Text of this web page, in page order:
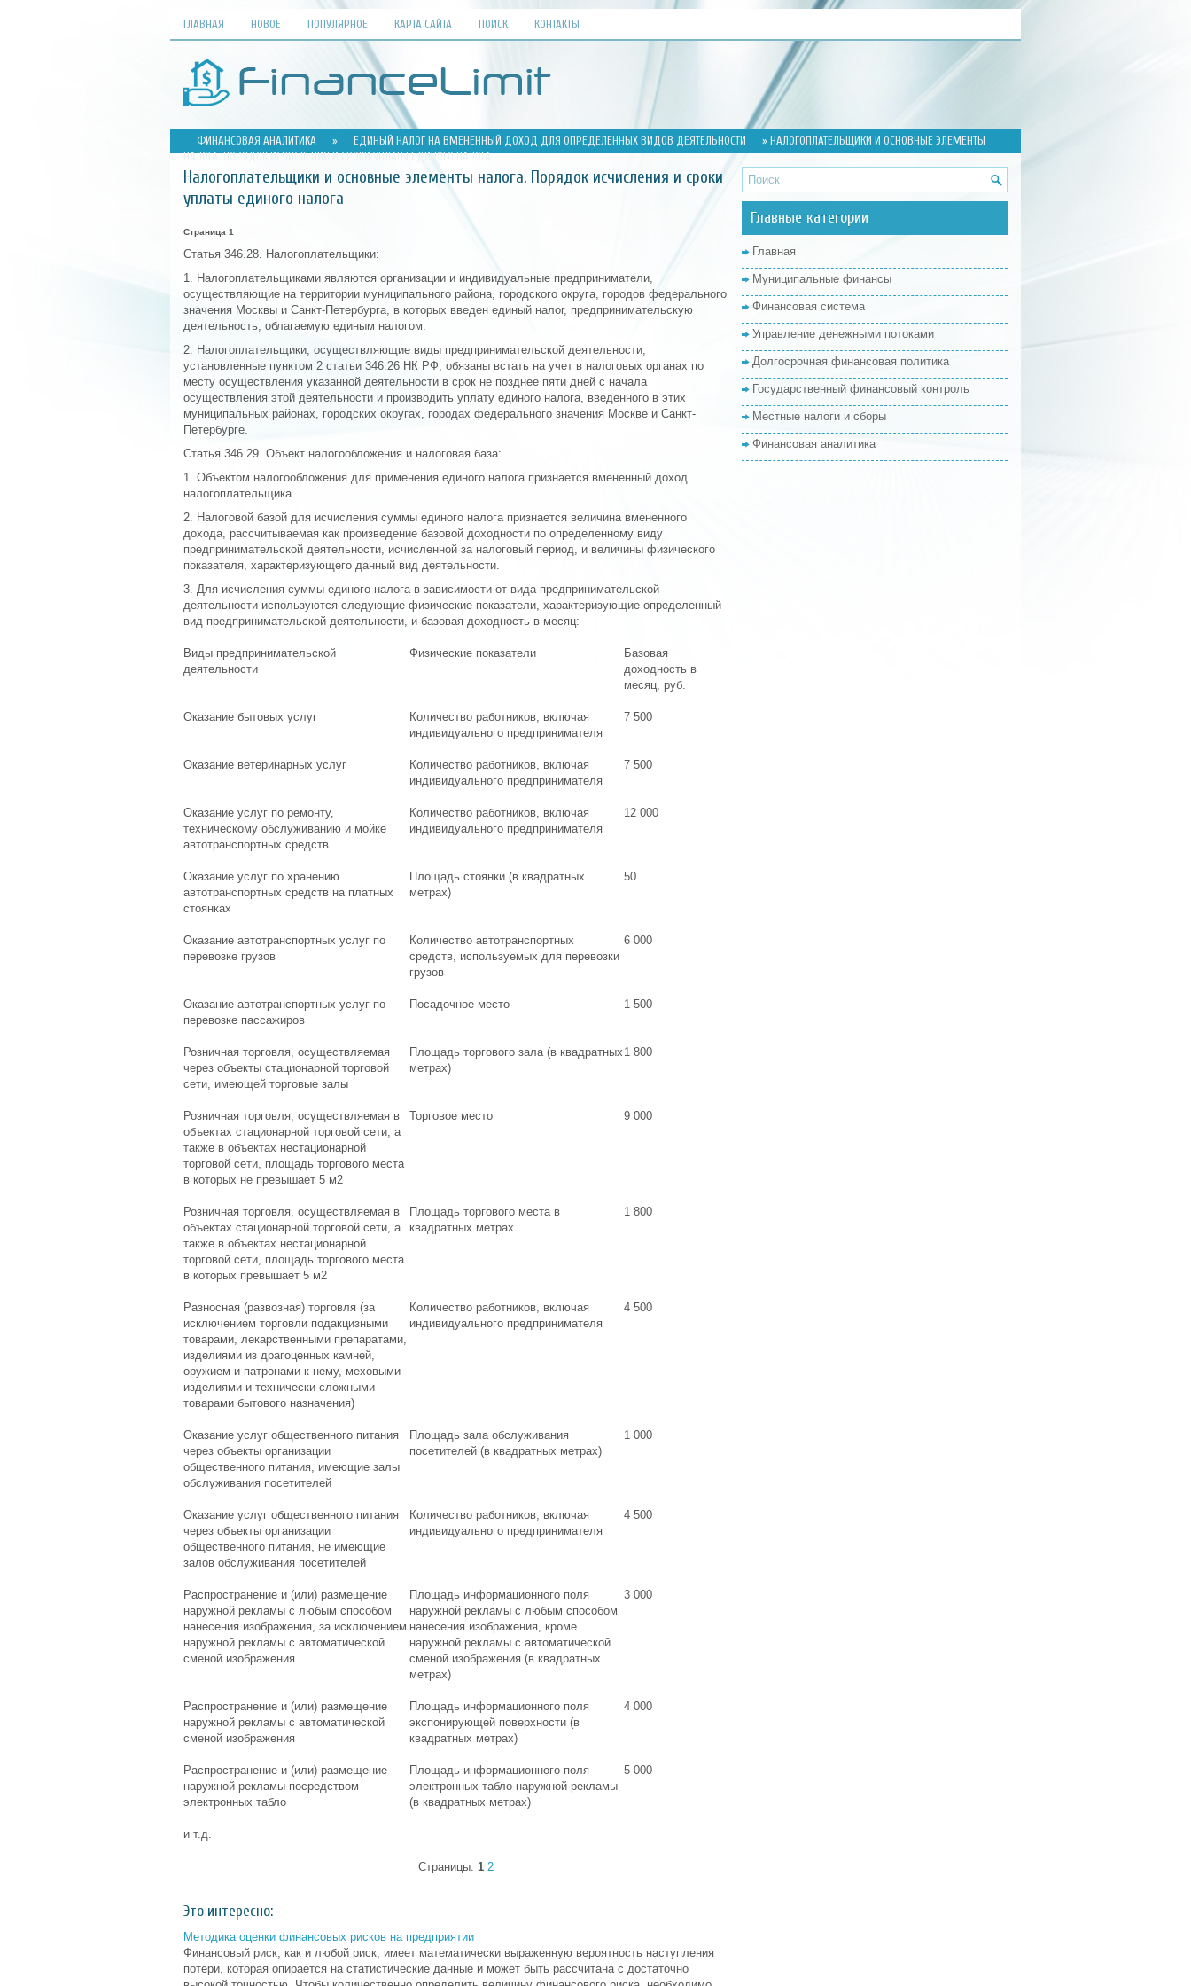
ГЛАВНАЯ НОВОЕ ПОПУЛЯРНОЕ КАРТА САЙТА ПОИСК КОНТАКТЫ
ФИНАНСОВАЯ АНАЛИТИКА » ЕДИНЫЙ НАЛОГ НА ВМЕНЕННЫЙ ДОХОД ДЛЯ ОПРЕДЕЛЕННЫХ ВИДОВ ДЕЯТЕЛЬНОСТИ
» НАЛОГОПЛАТЕЛЬЩИКИ И ОСНОВНЫЕ ЭЛЕМЕНТЫ
НАЛОГА. ПОРЯДОК ИСЧИСЛЕНИЯ И СРОКИ УПЛАТЫ ЕДИНОГО НАЛОГА
Налогоплательщики и основные элементы налога. Порядок исчисления и сроки
уплаты единого налога
Страница 1
Статья 346.28. Налогоплательщики:
1. Налогоплательщиками являются организации и индивидуальные предприниматели,
осуществляющие на территории муниципального района, городского округа, городов федерального
значения Москвы и Санкт-Петербурга, в которых введен единый налог, предпринимательскую
деятельность, облагаемую единым налогом.
2. Налогоплательщики, осуществляющие виды предпринимательской деятельности,
установленные пунктом 2 статьи 346.26 НК РФ, обязаны встать на учет в налоговых органах по
месту осуществления указанной деятельности в срок не позднее пяти дней с начала
осуществления этой деятельности и производить уплату единого налога, введенного в этих
муниципальных районах, городских округах, городах федерального значения Москве и Санкт-
Петербурге.
Статья 346.29. Объект налогообложения и налоговая база:
1. Объектом налогообложения для применения единого налога признается вмененный доход
налогоплательщика.
2. Налоговой базой для исчисления суммы единого налога признается величина вмененного
дохода, рассчитываемая как произведение базовой доходности по определенному виду
предпринимательской деятельности, исчисленной за налоговый период, и величины физического
показателя, характеризующего данный вид деятельности.
3. Для исчисления суммы единого налога в зависимости от вида предпринимательской
деятельности используются следующие физические показатели, характеризующие определенный
вид предпринимательской деятельности, и базовая доходность в месяц:
Виды предпринимательской
деятельности
Физические показатели
Базовая
доходность в
месяц, руб.
Оказание бытовых услуг
Количество работников, включая
индивидуального предпринимателя
7 500
Оказание ветеринарных услуг
Количество работников, включая
индивидуального предпринимателя
7 500
Оказание услуг по ремонту,
техническому обслуживанию и мойке
автотранспортных средств
Количество работников, включая
индивидуального предпринимателя
12 000
Оказание услуг по хранению
автотранспортных средств на платных
стоянках
Площадь стоянки (в квадратных
метрах)
50
Оказание автотранспортных услуг по
перевозке грузов
Количество автотранспортных
средств, используемых для перевозки
грузов
6 000
Оказание автотранспортных услуг по
перевозке пассажиров
Посадочное место 1 500
Розничная торговля, осуществляемая
через объекты стационарной торговой
сети, имеющей торговые залы
Площадь торгового зала (в квадратных
метрах)
1 800
Розничная торговля, осуществляемая в
объектах стационарной торговой сети, а
также в объектах нестационарной
торговой сети, площадь торгового места
в которых не превышает 5 м2
Торговое место 9 000
Розничная торговля, осуществляемая в
объектах стационарной торговой сети, а
также в объектах нестационарной
торговой сети, площадь торгового места
в которых превышает 5 м2
Площадь торгового места в
квадратных метрах
1 800
Разносная (развозная) торговля (за
исключением торговли подакцизными
товарами, лекарственными препаратами,
изделиями из драгоценных камней,
оружием и патронами к нему, меховыми
изделиями и технически сложными
товарами бытового назначения)
Количество работников, включая
индивидуального предпринимателя
4 500
Оказание услуг общественного питания
через объекты организации
общественного питания, имеющие залы
обслуживания посетителей
Площадь зала обслуживания
посетителей (в квадратных метрах)
1 000
Оказание услуг общественного питания
через объекты организации
общественного питания, не имеющие
залов обслуживания посетителей
Количество работников, включая
индивидуального предпринимателя
4 500
Распространение и (или) размещение
наружной рекламы с любым способом
нанесения изображения, за исключением
наружной рекламы с автоматической
сменой изображения
Площадь информационного поля
наружной рекламы с любым способом
нанесения изображения, кроме
наружной рекламы с автоматической
сменой изображения (в квадратных
метрах)
3 000
Распространение и (или) размещение
наружной рекламы с автоматической
сменой изображения
Площадь информационного поля
экспонирующей поверхности (в
квадратных метрах)
4 000
Распространение и (или) размещение
наружной рекламы посредством
электронных табло
Площадь информационного поля
электронных табло наружной рекламы
(в квадратных метрах)
5 000
и т.д.
Страницы: 1 2
Это интересно:
Методика оценки финансовых рисков на предприятии
Финансовый риск, как и любой риск, имеет математически выраженную вероятность наступления
потери, которая опирается на статистические данные и может быть рассчитана с достаточно
Главные категории
Главная
Муниципальные финансы
Финансовая система
Управление денежными потоками
Долгосрочная финансовая политика
Государственный финансовый контроль
Местные налоги и сборы
Финансовая аналитика